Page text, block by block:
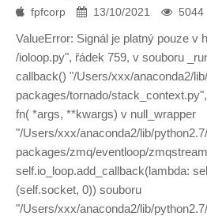
fpfcorp 13/10/2021 5044
ValueError: Signál je platný pouze v
/ioloop.py", řádek 759, v souboru
callback() "/Users/xxx/anaconda2/
packages/tornado/
fn( *args, **kwargs) v null_wrapper
"/Users/xxx/anaconda2/lib/
packages/zmq/eventloop/
self.io_loop.add_callback(lambda:
(self.socket, 0)) souboru
"/Users/xxx/anaconda2/lib/